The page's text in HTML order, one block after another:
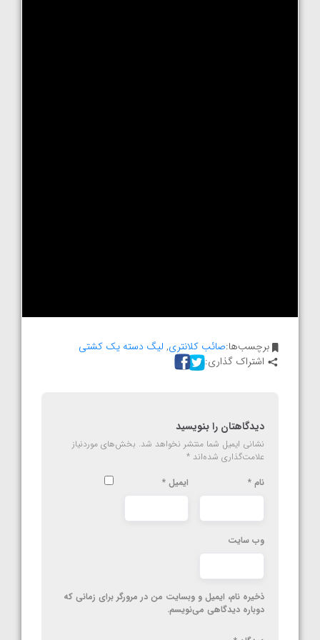
برچسب‌ها:صائب کلانتری, لیگ دسته یک کشتی
اشتراک گذاری:
دیدگاهتان را بنویسید
نشانی ایمیل شما منتشر نخواهد شد. بخش‌های موردنیاز
علامت‌گذاری شده‌اند *
نام * ایمیل *
وب‌ سایت
ذخیره نام، ایمیل و وبسایت من در مرورگر برای زمانی که
دوباره دیدگاهی می‌نویسم.